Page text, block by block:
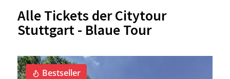
Alle Tickets der Citytour
Stuttgart - Blaue Tour
Bestseller